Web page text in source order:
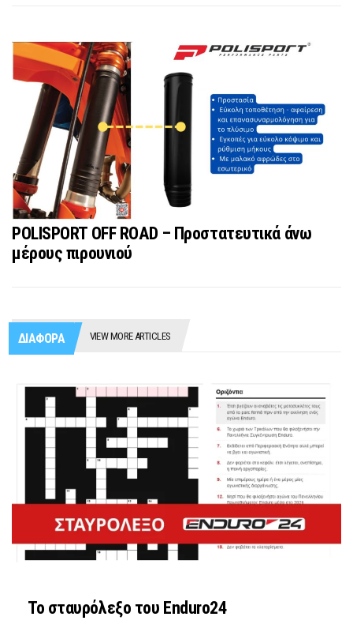
POLISPORT OFF ROAD – Προστατευτικά άνω
μέρους πιρουνιού
ΔΙΑΦΟΡΑ VIEW MORE ARTICLES
Το σταυρόλεξο του Enduro24